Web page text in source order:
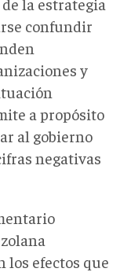
confundir
y
a propósito
al gobierno
negativas
los efectos que